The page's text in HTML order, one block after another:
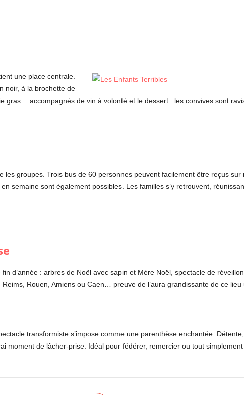
une place centrale.
noir, à la brochette de
gras… accompagnés de vin à volonté et le dessert : les convives sont
groupes. Trois bus de 60 personnes peuvent facilement être reçus sur
semaine sont également possibles. Les familles s’y retrouvent,
d’année : arbres de Noël avec sapin et Mère Noël, spectacle de
Rouen, Amiens ou Caen… preuve de l’aura grandissante de ce lieu
transformiste s’impose comme une parenthèse enchantée.
moment de lâcher-prise. Idéal pour fédérer, remercier ou tout